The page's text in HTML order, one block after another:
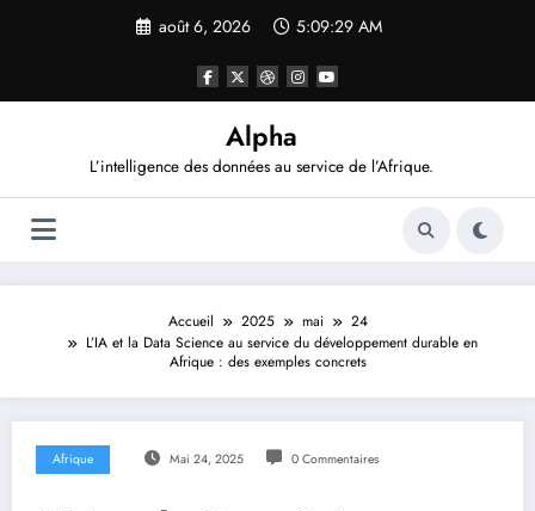
août 6, 2026 5:09:30 AM
Alpha
L’intelligence des données au service de l’Afrique.
Accueil 2025 mai
24
L’IA et la Data Science au service du développement durable en
Afrique : des exemples concrets
Afrique Mai 24, 2025 0 Commentaires